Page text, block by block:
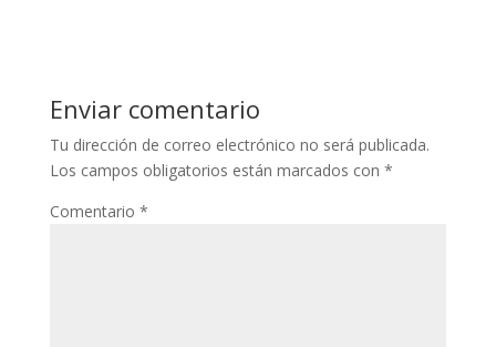
Enviar comentario
Tu dirección de correo electrónico no será publicada.
Los campos obligatorios están marcados con *
Comentario *